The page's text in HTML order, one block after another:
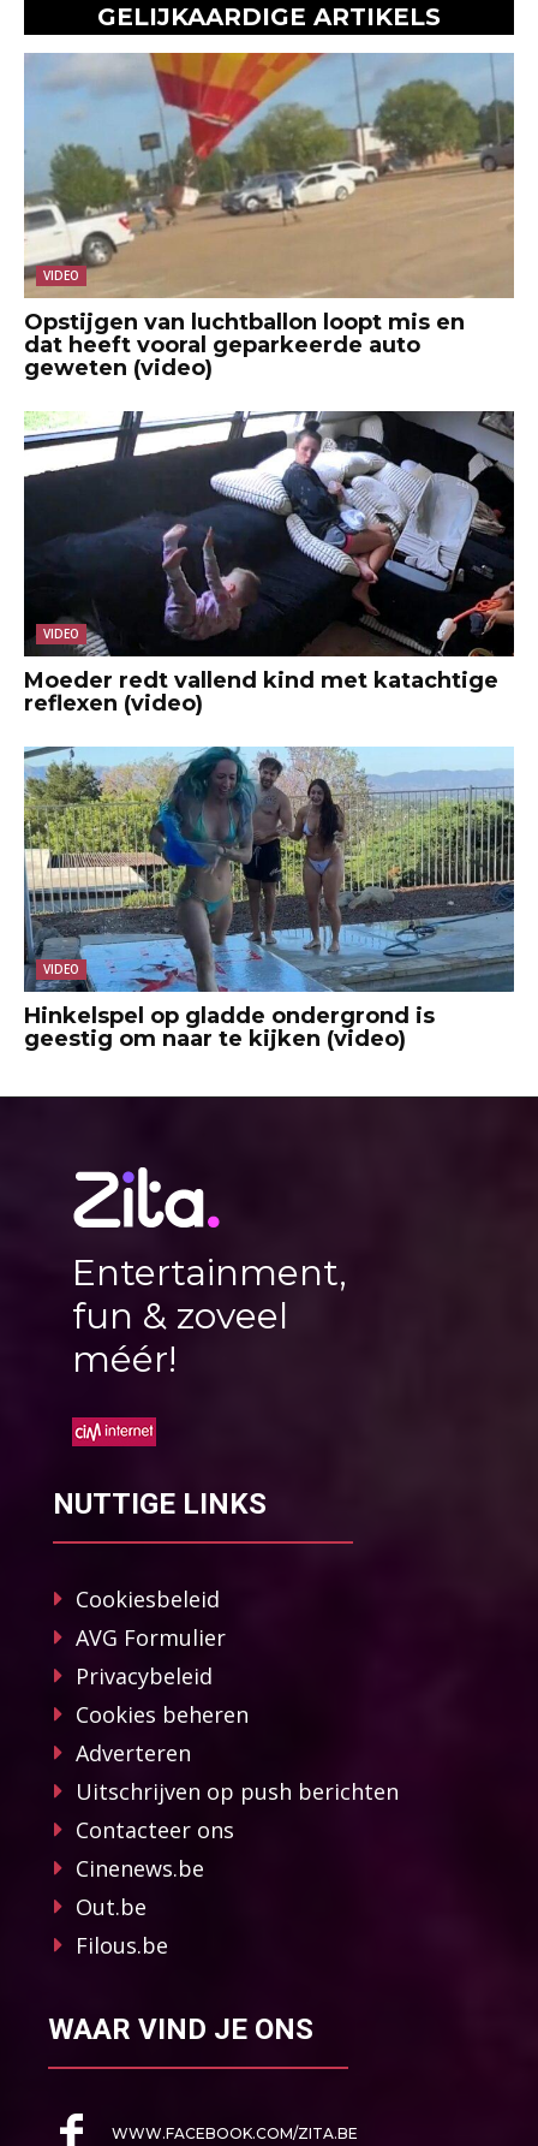
GELIJKAARDIGE ARTIKELS
VIDEO
Opstijgen van luchtballon loopt mis en
dat heeft vooral geparkeerde auto
geweten (video)
VIDEO
Moeder redt vallend kind met katachtige
reflexen (video)
VIDEO
Hinkelspel op gladde ondergrond is
geestig om naar te kijken (video)
Entertainment,
fun & zoveel
méér!
NUTTIGE LINKS
Cookiesbeleid
AVG Formulier
Privacybeleid
Cookies beheren
Adverteren
Uitschrijven op push berichten
Contacteer ons
Cinenews.be
Out.be
Filous.be
WAAR VIND JE ONS
WWW.FACEBOOK.COM/ZITA.BE